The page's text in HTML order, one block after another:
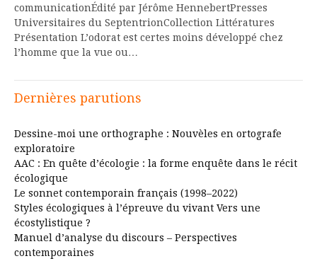
communicationÉdité par Jérôme HennebertPresses
Universitaires du SeptentrionCollection Littératures
Présentation L’odorat est certes moins développé chez
l’homme que la vue ou…
Dernières parutions
Dessine-moi une orthographe : Nouvèles en ortografe
exploratoire
AAC : En quête d’écologie : la forme enquête dans le récit
écologique
Le sonnet contemporain français (1998–2022)
Styles écologiques à l’épreuve du vivant Vers une
écostylistique ?
Manuel d’analyse du discours – Perspectives
contemporaines